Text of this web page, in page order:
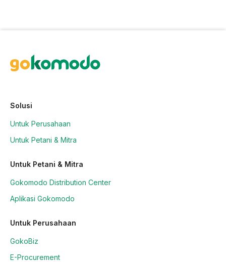
Solusi
Untuk Perusahaan
Untuk Petani & Mitra
Untuk Petani & Mitra
Gokomodo Distribution Center
Aplikasi Gokomodo
Untuk Perusahaan
GokoBiz
E-Procurement